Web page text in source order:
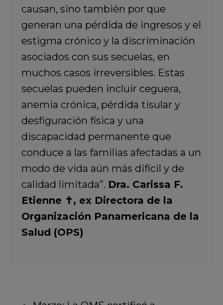
causan, sino también por que
generan una pérdida de ingresos y el
estigma crónico y la discriminación
asociados con sus secuelas, en
muchos casos irreversibles. Estas
secuelas pueden incluir ceguera,
anemia crónica, pérdida tisular y
desfiguración física y una
discapacidad permanente que
conduce a las familias afectadas a un
modo de vida aún más difícil y de
calidad limitada”. Dra. Carissa F.
Etienne ✝︎, ex Directora de la
Organización Panamericana de la
Salud (OPS)